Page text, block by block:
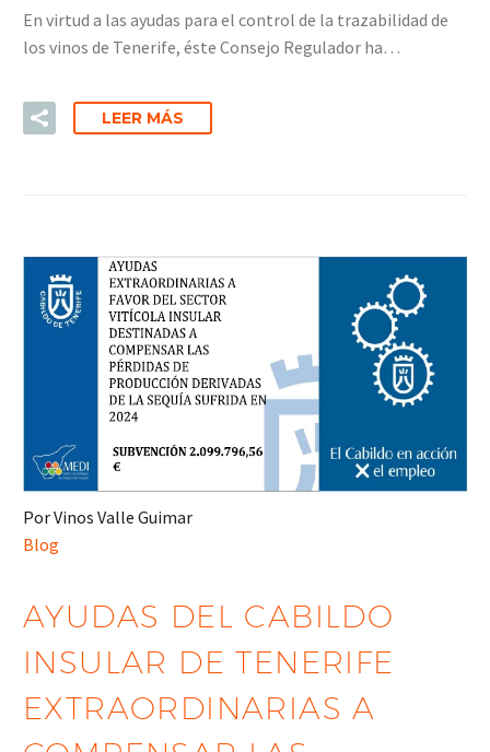
En virtud a las ayudas para el control de la trazabilidad de
los vinos de Tenerife, éste Consejo Regulador ha…
LEER MÁS
Por Vinos Valle Guimar
Blog
AYUDAS DEL CABILDO
INSULAR DE TENERIFE
EXTRAORDINARIAS A